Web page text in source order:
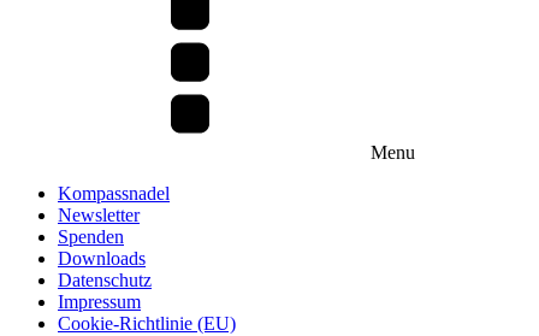
Menu
Kompassnadel
Newsletter
Spenden
Downloads
Datenschutz
Impressum
Cookie-Richtlinie (EU)